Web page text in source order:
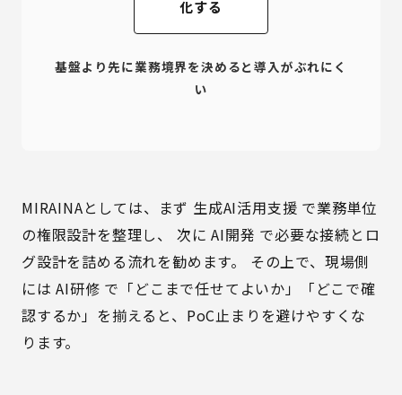
化する
基盤より先に業務境界を決めると導入がぶれにく
い
MIRAINAとしては、まず 生成AI活用支援 で業務単位
の権限設計を整理し、 次にAI開発 で必要な接続とロ
グ設計を詰める流れを勧めます。 その上で、現場側
にはAI研修 で「どこまで任せてよいか」「どこで確
認するか」を揃えると、PoC止まりを避けやすくな
ります。